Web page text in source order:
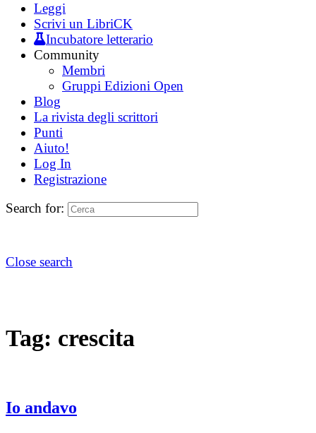
Leggi
Scrivi un LibriCK
Incubatore letterario
Community
Membri
Gruppi Edizioni Open
Blog
La rivista degli scrittori
Punti
Aiuto!
Log In
Registrazione
Search for:
Close search
Tag: crescita
Io andavo